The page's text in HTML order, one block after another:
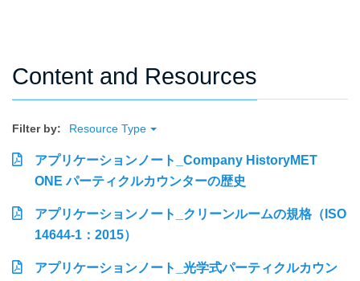
Content and Resources
Filter by: Resource Type
アプリケーションノート_Company HistoryMET
ONE パーティクルカウンターの歴史
アプリケーションノート_クリーンルームの規格（ISO
14644-1：2015）
アプリケーションノート_光学式パーティクルカウン